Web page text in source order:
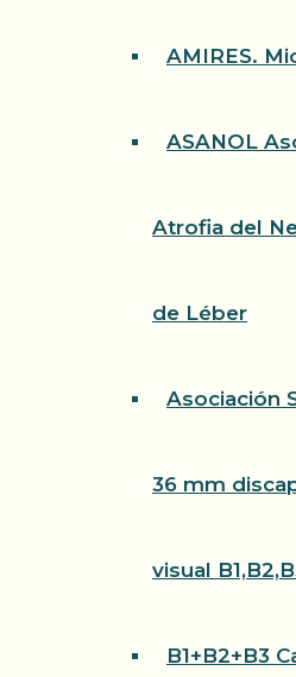
AMIRES.
ASANOL
Atrofia del
de Léber
Asociación
36 mm
visual
B1+B2+B3